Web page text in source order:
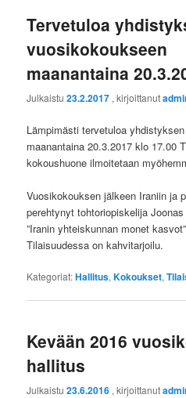
Tervetuloa
vuosikokoukseen
maanantaina
Julkaistu23.2.2017 , kirjoittanut
Lämpimästi tervetuloa
maanantaina 20.3.2017 klo 17.00
kokoushuone ilmoitetaan
Vuosikokouksen jälkeen Iraniin ja
perehtynyt tohtoriopiskelija
”Iranin yhteiskunnan monet
Tilaisuudessa on kahvitarjoilu.
Kategoriat:Hallitus,Kokoukset,
Kevään 2016
hallitus
Julkaistu23.6.2016 , kirjoittanut